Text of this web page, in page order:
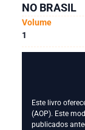
NO BRASIL
Volume
1
Este livro
(AOP). Este
publicados